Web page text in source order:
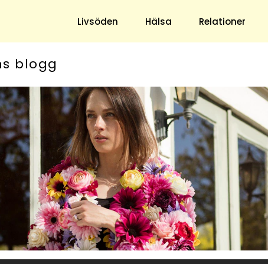
Livsöden Hälsa Relationer
& Trädgård
Hushåll
Ekonomi
Mat & Dryck
& Antikt
DIY - Gör Det Själv
Underhållning
Nöje
TV
Horoskop
Quiz
blogg